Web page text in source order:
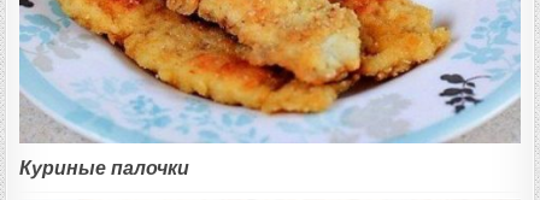
Куриные палочки